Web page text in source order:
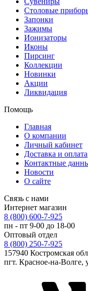
Столовые
Запонки
Зажимы
Ионизаторы
Иконы
Пирсинг
Коллекции
Новинки
Акции
Ликвидация
Помощь
Главная
О компании
Личный кабинет
Доставка и оплата
Контактные
Новости
О сайте
Связь с нами
Интернет магазин
8 (800) 600-7-925
пн - пт 9-00 до 18-00
Оптовый отдел
8 (800) 250-7-925
157940 Костромская
пгт. Красное-на-Волге,